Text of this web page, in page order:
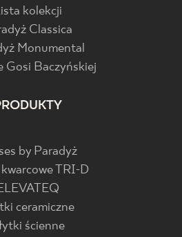
kolekcji
Classica
Monumental
Gosi Baczyńskiej
by Paradyż
TRI-D
ceramiczne
ścienne